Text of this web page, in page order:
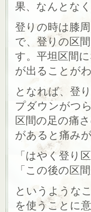
果、なんとな
登りの時は膝
で、登りの区
す。平坦区間
が出ることが
となれば、登
プダウンがつ
区間の足の痛
があると痛み
「はやく登り
「この後の区
というような
を使うことに